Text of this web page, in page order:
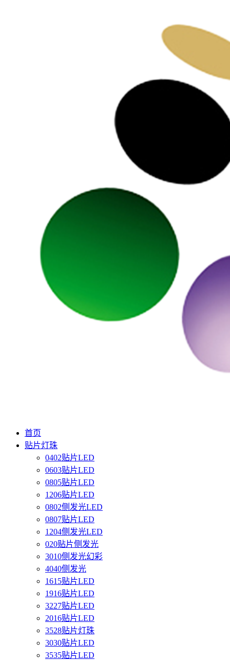
首页
贴片灯珠
0402贴片LED
0603贴片LED
0805贴片LED
1206贴片LED
0802侧发光LED
0807贴片LED
1204侧发光LED
020贴片侧发光
3010侧发光幻彩
4040侧发光
1615贴片LED
1916贴片LED
3227贴片LED
2016贴片LED
3528贴片灯珠
3030贴片LED
3535贴片LED